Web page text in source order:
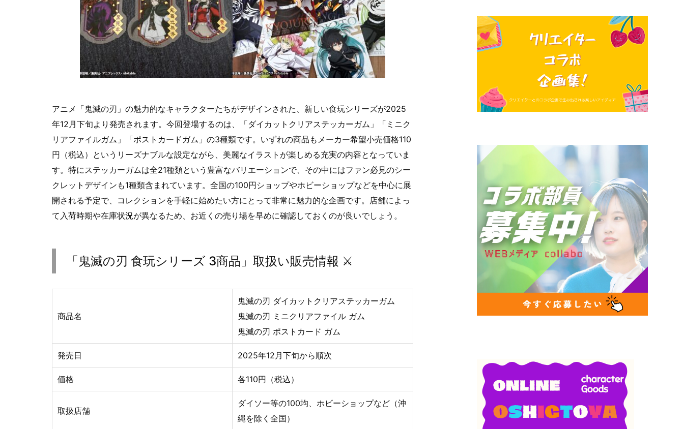
アニメ「鬼滅の刃」の魅力的なキャラクターたちがデザインされた、新しい食玩シリーズが2025
年12月下旬より発売されます。今回登場するのは、「ダイカットクリアステッカーガム」「ミニク
リアファイルガム」「ポストカードガム」の3種類です。いずれの商品もメーカー希望小売価格110
円（税込）というリーズナブルな設定ながら、美麗なイラストが楽しめる充実の内容となっていま
す。特にステッカーガムは全21種類という豊富なバリエーションで、その中にはファン必見のシー
クレットデザインも1種類含まれています。全国の100円ショップやホビーショップなどを中心に展
開される予定で、コレクションを手軽に始めたい方にとって非常に魅力的な企画です。店舗によっ
て入荷時期や在庫状況が異なるため、お近くの売り場を早めに確認しておくのが良いでしょう。
「鬼滅の刃 食玩シリーズ 3商品」取扱い販売情報 ⚔️
商品名
鬼滅の刃 ダイカットクリアステッカーガム
鬼滅の刃 ミニクリアファイル ガム
鬼滅の刃 ポストカード ガム
発売日 2025年12月下旬から順次
価格 各110円（税込）
取扱店舗
ダイソー等の100均、ホビーショップなど（沖
縄を除く全国）